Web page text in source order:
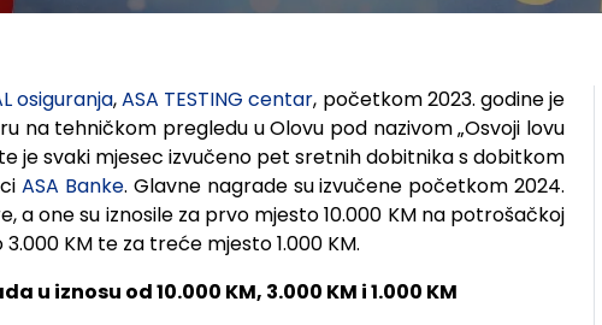
osiguranja,ASA TESTING centar, početkom 2023. godine je
na tehničkom pregledu u Olovu pod nazivom „Osvoji lovu
je svaki mjesec izvučeno pet sretnih dobitnika s dobitkom
ASA Banke. Glavne nagrade su izvučene početkom 2024.
a one su iznosile za prvo mjesto 10.000 KM na potrošačkoj
KM te za treće mjesto 1.000 KM.
iznosu od 10.000 KM, 3.000 KM i 1.000 KM